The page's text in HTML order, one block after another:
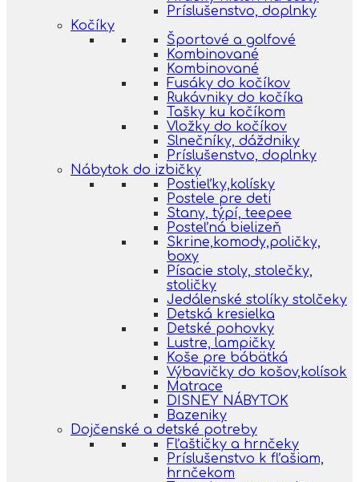
Príslušenstvo, doplnky
Kočíky
Športové a golfové
Kombinované
Kombinované
Fusáky do kočíkov
Rukávniky do kočíka
Tašky ku kočíkom
Vložky do kočíkov
Slnečníky, dáždniky
Príslušenstvo, doplnky
Nábytok do izbičky
Postieľky,kolísky
Postele pre deti
Stany, týpí, teepee
Posteľná bielizeň
Skrine,komody,poličky,
boxy
Písacie stoly, stolečky,
stoličky
Jedálenské stolíky stolčeky
Detská kresielka
Detské pohovky
Lustre, lampičky
Koše pre bábätká
Výbavičky do košov,kolísok
Matrace
DISNEY NÁBYTOK
Bazeniky
Dojčenské a detské potreby
Fľaštičky a hrnčeky
Príslušenstvo k fľašiam,
hrnčekom